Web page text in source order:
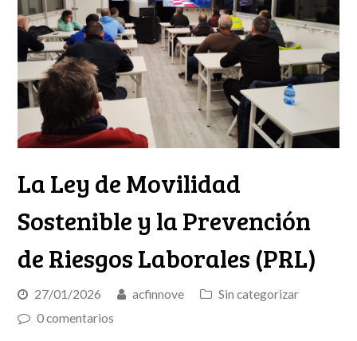
La Ley de Movilidad
Sostenible y la Prevención
de Riesgos Laborales (PRL)
27/01/2026 acfinnove
Sin categorizar
0 comentarios